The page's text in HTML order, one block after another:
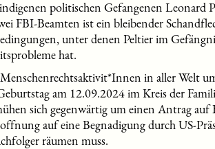
politischen Gefangenen Leonard
FBI-Beamten ist ein bleibender
unter denen Peltier im
hat.
in aller Welt
am 12.09.2024 im Kreis der
sich gegenwärtig um einen Antrag
auf eine Begnadigung durch US-
räumen muss.